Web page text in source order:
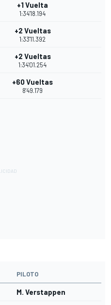
+1 Vuelta
1:34'18.194
+2 Vueltas
1:33'11.392
+2 Vueltas
1:34'01.254
+60 Vueltas
8'49.179
PILOTO
M. Verstappen